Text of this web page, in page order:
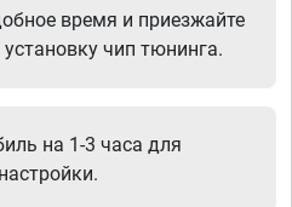
время и приезжайте
чип тюнинга.
на 1-3 часа для